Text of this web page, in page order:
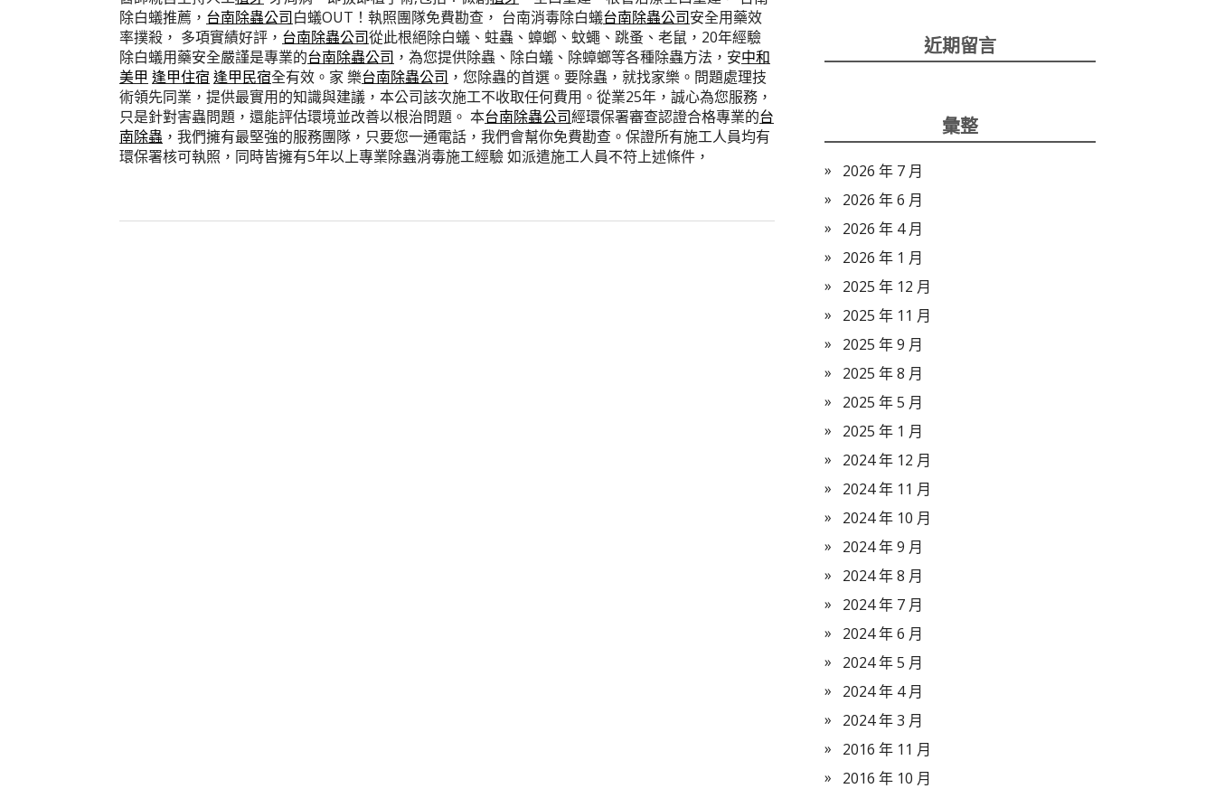
除白蟻推薦， 台南除蟲公司白蟻OUT！執照團隊免費勘查， 台南消毒除白蟻台南除蟲公司安全用藥效
率撲殺， 多項實績好評， 台南除蟲公司從此根絕除白蟻、蛀蟲、蟑螂、蚊蠅、跳蚤、老鼠，20年經驗
除白蟻用藥安全嚴謹是專業的台南除蟲公司 ，為您提供除蟲、除白蟻、除蟑螂等各種除蟲方法，安中和
美甲 逢甲住宿 逢甲民宿全有效。家 樂台南除蟲公司 ，您除蟲的首選。要除蟲，就找家樂。問題處理技
術領先同業，提供最實用的知識與建議，本公司該次施工不收取任何費用。從業25年，誠心為您服務，
只是針對害蟲問題，還能評估環境並改善以根治問題。 本台南除蟲公司經環保署審查認證合格專業的台
南除蟲 ，我們擁有最堅強的服務團隊，只要您一通電話，我們會幫你免費勘查。保證所有施工人員均有
環保署核可執照，同時皆擁有5年以上專業除蟲消毒施工經驗 如派遣施工人員不符上述條件，
近期留言
彙整
2026 年 7 月
2026 年 6 月
2026 年 4 月
2026 年 1 月
2025 年 12 月
2025 年 11 月
2025 年 9 月
2025 年 8 月
2025 年 5 月
2025 年 1 月
2024 年 12 月
2024 年 11 月
2024 年 10 月
2024 年 9 月
2024 年 8 月
2024 年 7 月
2024 年 6 月
2024 年 5 月
2024 年 4 月
2024 年 3 月
2016 年 11 月
2016 年 10 月